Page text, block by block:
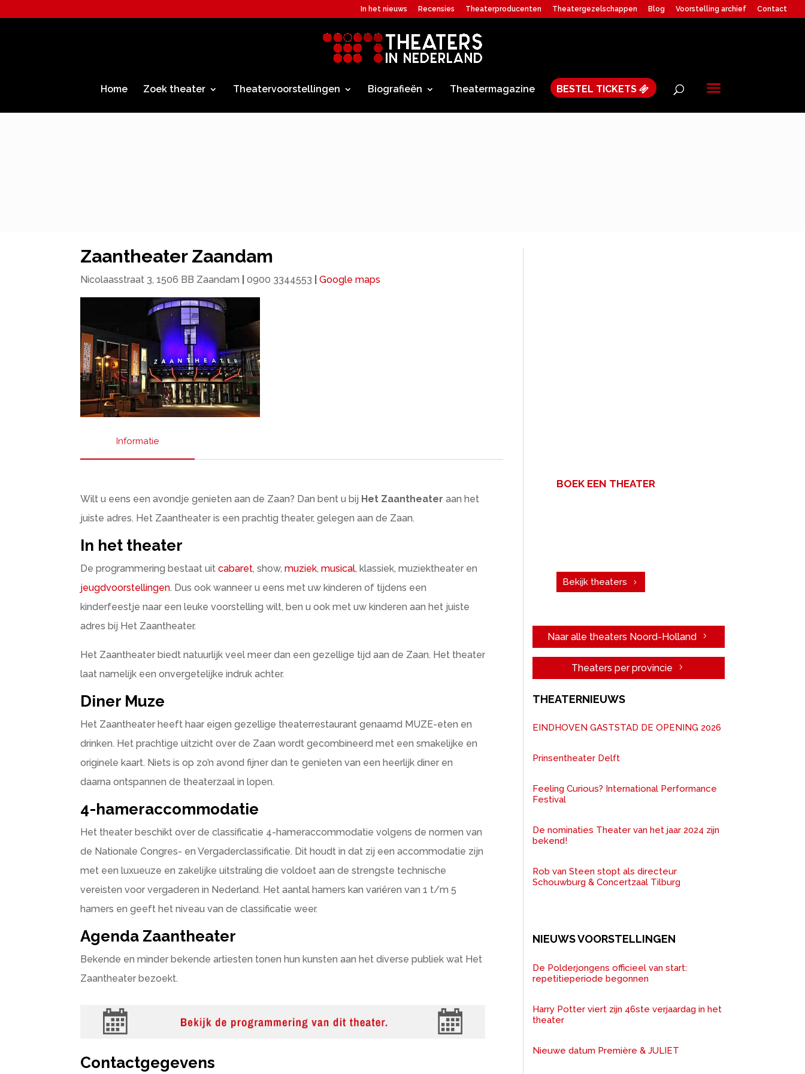
In het nieuws Recensies Theaterproducenten Theatergezelschappen Blog Voorstelling archief Contact
Home Zoek theater Theatervoorstellingen Biografieën Theatermagazine BESTEL TICKETS
Zaantheater Zaandam
Nicolaasstraat 3, 1506 BB Zaandam 0900 3344553 Google maps
Informatie
Wilt u eens een avondje genieten aan de Zaan? Dan bent u bij Het Zaantheater aan het
juiste adres. Het Zaantheater is een prachtig theater, gelegen aan de Zaan.
In het theater
De programmering bestaat uitcabaret, show,muziek,musical, klassiek, muziektheater en
jeugdvoorstellingen. Dus ook wanneer u eens met uw kinderen of tijdens een
kinderfeestje naar een leuke voorstelling wilt, ben u ook met uw kinderen aan het juiste
adres bij Het Zaantheater.
Het Zaantheater biedt natuurlijk veel meer dan een gezellige tijd aan de Zaan. Het theater
laat namelijk een onvergetelijke indruk achter.
Diner Muze
Het Zaantheater heeft haar eigen gezellige theaterrestaurant genaamd MUZE-eten en
drinken. Het prachtige uitzicht over de Zaan wordt gecombineerd met een smakelijke en
originele kaart. Niets is op zo’n avond fijner dan te genieten van een heerlijk diner en
daarna ontspannen de theaterzaal in lopen.
4-hameraccommodatie
Het theater beschikt over de classificatie 4-hameraccommodatie volgens de normen van
de Nationale Congres- en Vergaderclassificatie. Dit houdt in dat zij een accommodatie zijn
met een luxueuze en zakelijke uitstraling die voldoet aan de strengste technische
vereisten voor vergaderen in Nederland. Het aantal hamers kan variëren van 1 t/m 5
hamers en geeft het niveau van de classificatie weer.
Agenda Zaantheater
Bekende en minder bekende artiesten tonen hun kunsten aan het diverse publiek wat Het
Zaantheater bezoekt.
Contactgegevens
BOEK EEN THEATER
Bekijk theaters
Naar alle theaters Noord-Holland
Theaters per provincie
THEATERNIEUWS
EINDHOVEN GASTSTAD DE OPENING 2026
Prinsentheater Delft
Feeling Curious? International Performance
Festival
De nominaties Theater van het jaar 2024 zijn
bekend!
Rob van Steen stopt als directeur
Schouwburg & Concertzaal Tilburg
NIEUWS VOORSTELLINGEN
De Polderjongens officieel van start:
repetitieperiode begonnen
Harry Potter viert zijn 46ste verjaardag in het
theater
Nieuwe datum Première & JULIET